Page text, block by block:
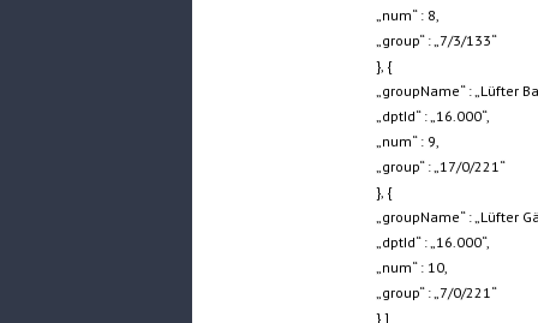
„num“ : 8,
„group“ : „7/3/133“
}, {
„groupName“ : „Lüfter
„dptId“ : „16.000“,
„num“ : 9,
„group“ : „17/0/221“
}, {
„groupName“ : „Lüfter
„dptId“ : „16.000“,
„num“ : 10,
„group“ : „7/0/221“
} ]